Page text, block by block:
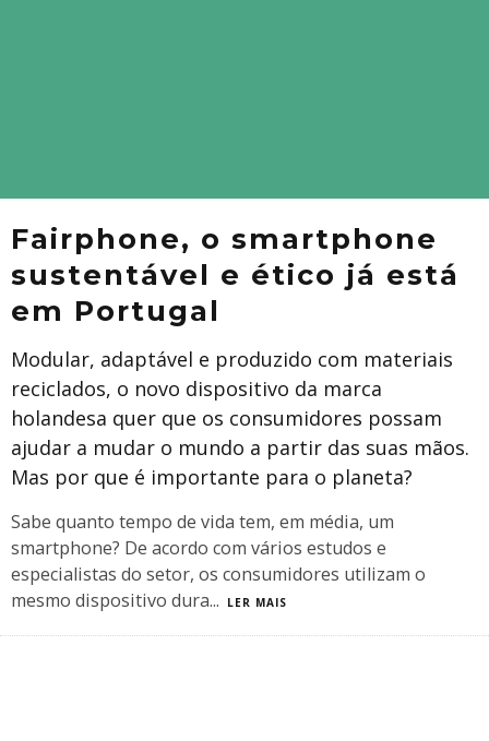
Fairphone, o smartphone
sustentável e ético já está
em Portugal
Modular, adaptável e produzido com materiais
reciclados, o novo dispositivo da marca
holandesa quer que os consumidores possam
ajudar a mudar o mundo a partir das suas mãos.
Mas por que é importante para o planeta?
Sabe quanto tempo de vida tem, em média, um
smartphone? De acordo com vários estudos e
especialistas do setor, os consumidores utilizam o
mesmo dispositivo dura... LER MAIS